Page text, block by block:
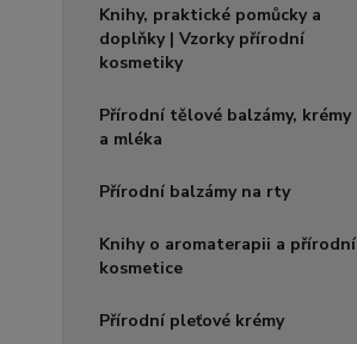
Knihy, praktické pomůcky a
doplňky | Vzorky přírodní
kosmetiky
Přírodní tělové balzámy, krémy
a mléka
Přírodní balzámy na rty
Knihy o aromaterapii a přírodní
kosmetice
Přírodní pleťové krémy